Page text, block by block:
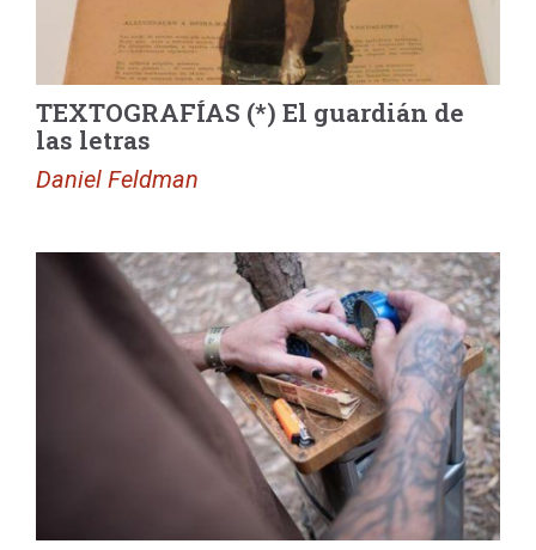
TEXTOGRAFÍAS (*) El guardián de
las letras
Daniel Feldman